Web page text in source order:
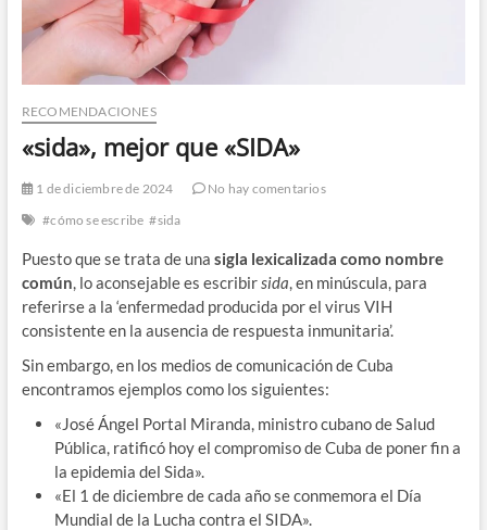
RECOMENDACIONES
«sida», mejor que «SIDA»
1 de diciembre de 2024
No hay comentarios
#cómo se escribe #sida
Puesto que se trata de una sigla lexicalizada como nombre
común, lo aconsejable es escribirsida, en minúscula, para
referirse a la ‘enfermedad producida por el virus VIH
consistente en la ausencia de respuesta inmunitaria’.
Sin embargo, en los medios de comunicación de Cuba
encontramos ejemplos como los siguientes:
«José Ángel Portal Miranda, ministro cubano de Salud
Pública, ratificó hoy el compromiso de Cuba de poner fin a
la epidemia del Sida».
«El 1 de diciembre de cada año se conmemora el Día
Mundial de la Lucha contra el SIDA».